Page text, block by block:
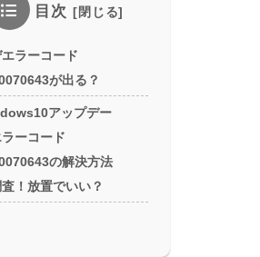
目次
ラーコード
が出る？
アップデー
ラーコード
の解決方法
！放置でいい？